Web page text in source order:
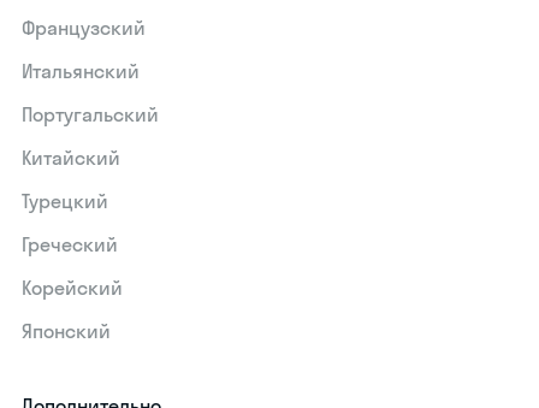
Французский
Итальянский
Португальский
Китайский
Турецкий
Греческий
Корейский
Японский